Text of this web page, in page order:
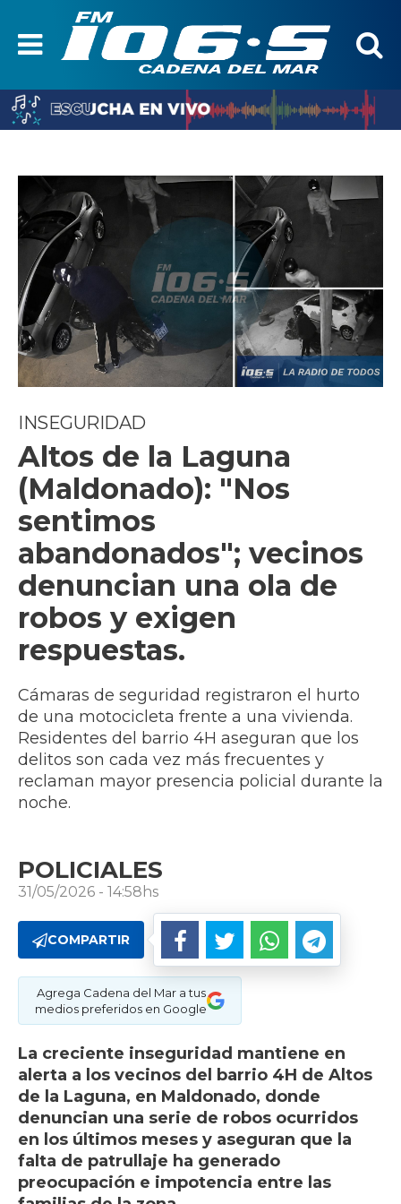
INSEGURIDAD
Altos de la Laguna
(Maldonado): "Nos
sentimos
abandonados"; vecinos
denuncian una ola de
robos y exigen
respuestas.
Cámaras de seguridad registraron el hurto
de una motocicleta frente a una vivienda.
Residentes del barrio 4H aseguran que los
delitos son cada vez más frecuentes y
reclaman mayor presencia policial durante la
noche.
POLICIALES
31/05/2026 - 14:58hs
COMPARTIR
Agrega Cadena del Mar a tus
medios preferidos en Google
La creciente inseguridad mantiene en
alerta a los vecinos del barrio 4H de Altos
de la Laguna, en Maldonado, donde
denuncian una serie de robos ocurridos
en los últimos meses y aseguran que la
falta de patrullaje ha generado
preocupación e impotencia entre las